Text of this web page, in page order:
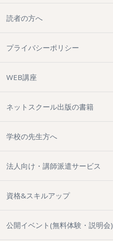
読者の方へ
プライバシーポリシー
WEB講座
ネットスクール出版の書籍
学校の先生方へ
法人向け・講師派遣サービス
資格&スキルアップ
公開イベント(無料体験・説明会)